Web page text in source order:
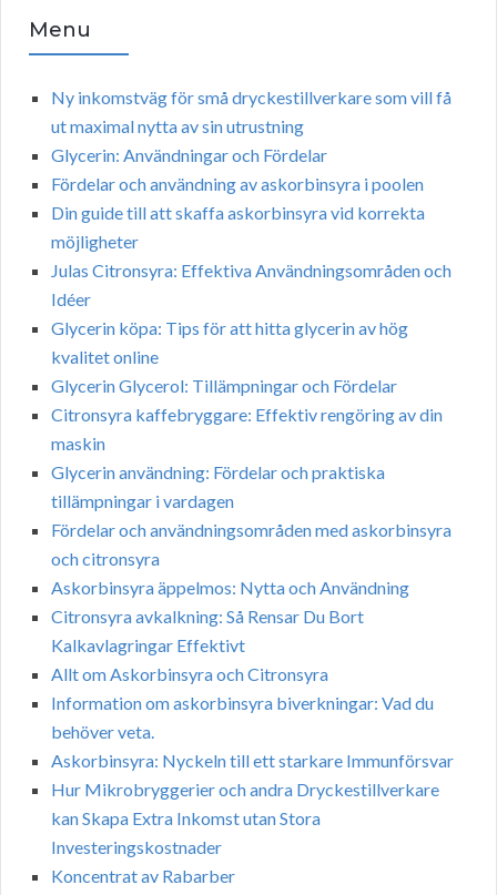
Menu
Ny inkomstväg för små dryckestillverkare som vill få
ut maximal nytta av sin utrustning
Glycerin: Användningar och Fördelar
Fördelar och användning av askorbinsyra i poolen
Din guide till att skaffa askorbinsyra vid korrekta
möjligheter
Julas Citronsyra: Effektiva Användningsområden och
Idéer
Glycerin köpa: Tips för att hitta glycerin av hög
kvalitet online
Glycerin Glycerol: Tillämpningar och Fördelar
Citronsyra kaffebryggare: Effektiv rengöring av din
maskin
Glycerin användning: Fördelar och praktiska
tillämpningar i vardagen
Fördelar och användningsområden med askorbinsyra
och citronsyra
Askorbinsyra äppelmos: Nytta och Användning
Citronsyra avkalkning: Så Rensar Du Bort
Kalkavlagringar Effektivt
Allt om Askorbinsyra och Citronsyra
Information om askorbinsyra biverkningar: Vad du
behöver veta.
Askorbinsyra: Nyckeln till ett starkare Immunförsvar
Hur Mikrobryggerier och andra Dryckestillverkare
kan Skapa Extra Inkomst utan Stora
Investeringskostnader
Koncentrat av Rabarber